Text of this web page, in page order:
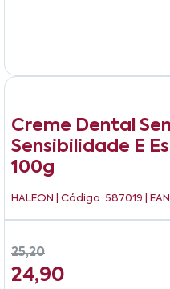
Creme Dental
Sensibilidade E
100g
HALEON | Código: 587019 |
25,20
24,90